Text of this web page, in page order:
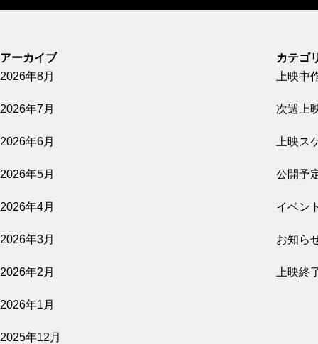
GUN FISH あなたの知らないフグの世界
影を売る女
アーカイブ
2026年8月
2026年7月
2026年6月
2026年5月
2026年4月
2026年3月
2026年2月
2026年1月
2025年12月
カテゴ
上映中
次週上
上映ス
公開予
イベン
お知ら
上映終